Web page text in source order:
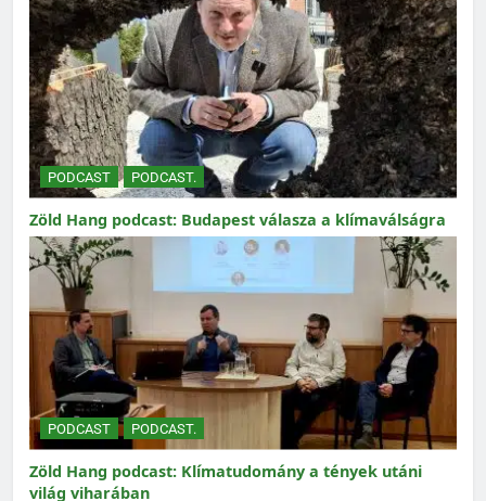
PODCAST PODCAST.
Zöld Hang podcast: Budapest válasza a klímaválságra
PODCAST PODCAST.
Zöld Hang podcast: Klímatudomány a tények utáni
világ viharában